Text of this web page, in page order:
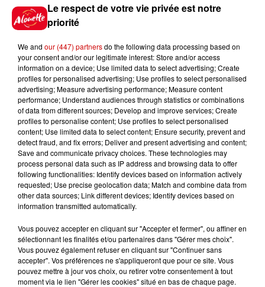
11h28
Poitou ?...
11h11
Face aux aboiements de chiens
bruyants, cette commune de
l’Ouest...
10h32
"Nous sommes passés à côté
d'un drame" : une voiture chute
sur la...
Jeux Voir plus
Le respect de votre vie privée est notre
priorité
We and our (447) partnersdo the following data processing based on
your consent and/or our legitimate interest: Store and/or access
information on a device; Use limited data to select advertising; Create
profiles for personalised advertising; Use profiles to select personalised
advertising; Measure advertising performance; Measure content
performance; Understand audiences through statistics or combinations
of data from different sources; Develop and improve services; Create
profiles to personalise content; Use profiles to select personalised
content; Use limited data to select content; Ensure security, prevent and
detect fraud, and fix errors; Deliver and present advertising and content;
Save and communicate privacy choices. These technologies may
process personal data such as IP address and browsing data to offer
following functionalities: Identify devices based on information actively
requested; Use precise geolocation data; Match and combine data from
other data sources; Link different devices; Identify devices based on
information transmitted automatically.
Vous pouvez accepter en cliquant sur "Accepter et fermer", ou affiner en
sélectionnant les finalités et/ou partenaires dans "Gérer mes choix".
Vous pouvez également refuser en cliquant sur "Continuer sans
accepter". Vos préférences ne s'appliqueront que pour ce site. Vous
pouvez mettre à jour vos choix, ou retirer votre consentement à tout
moment via le lien "Gérer les cookies" situé en bas de chaque page.